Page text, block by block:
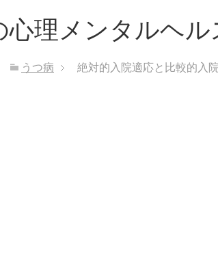
理メンタルヘル
うつ病 絶対的入院適応と比較的入